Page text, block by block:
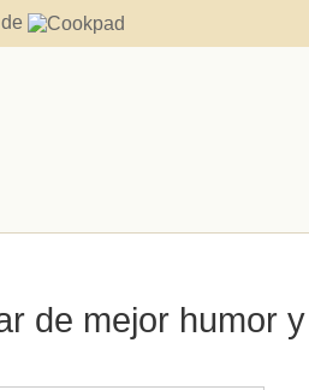
de mejor humor